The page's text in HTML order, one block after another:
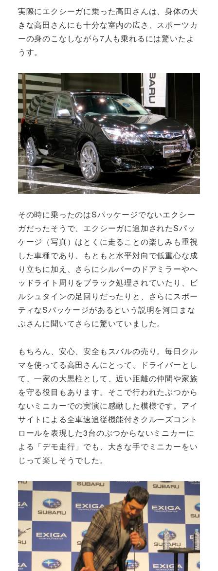
実際にエクシーガに乗った高田さんは、身体の大
きな高田さんにも十分な室内の広さ、スポーツカ
ーの身のこなしながら7人も乗れるには驚いたよ
うす。
その時に乗ったのはSパッケージでないエクシー
ガだったそうで、エクシーガに追加されたSパッ
ケージ（写真）はとくに走ることの楽しみも重視
した車種であり、もともと水平対向で低重心な成
り立ちに加え、さらにシルバーのドアミラーやヘ
ッドライト周りをブラック処理されていたり、ビ
ルシュタインの足回りだったりと、さらにスポー
ティなSパッケージがあるという説明を河口まな
ぶさんに聞いてさらに驚いていました。
もちろん、安心、安全もスバルの売り。毎日クル
マを使ってる高田さんにとって、ドライバーとし
て、一家の大黒柱として、近い距離の仲間や家族
を守る役目もあります。そこで行われたぶつから
ないミニカーでの実演に感動した模様です。アイ
サイトによる全車速追従機能付きクルーズコント
ロールを表現した3台のぶつからないミニカーに
よる「デモ走行」でも、大きな手でミニカーをい
じって楽しそうでした。